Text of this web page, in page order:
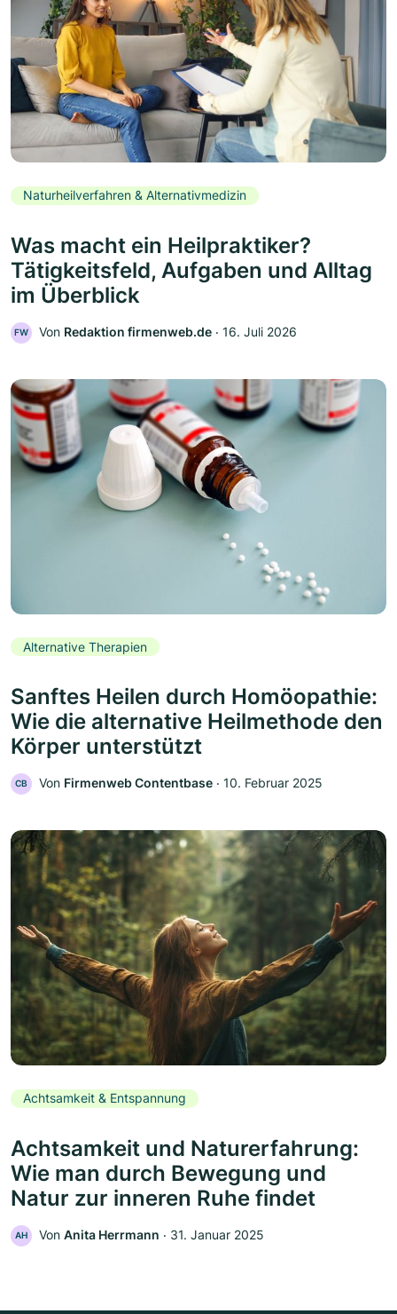
Naturheilverfahren & Alternativmedizin
Was macht ein Heilpraktiker?
Tätigkeitsfeld, Aufgaben und Alltag
im Überblick
FW Von Redaktion firmenweb.de ‧ 16. Juli 2026
Alternative Therapien
Sanftes Heilen durch Homöopathie:
Wie die alternative Heilmethode den
Körper unterstützt
CB Von Firmenweb Contentbase ‧ 10. Februar 2025
Achtsamkeit & Entspannung
Achtsamkeit und Naturerfahrung:
Wie man durch Bewegung und
Natur zur inneren Ruhe findet
AH Von Anita Herrmann ‧ 31. Januar 2025